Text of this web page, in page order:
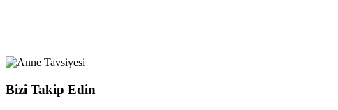
Bizi Takip Edin